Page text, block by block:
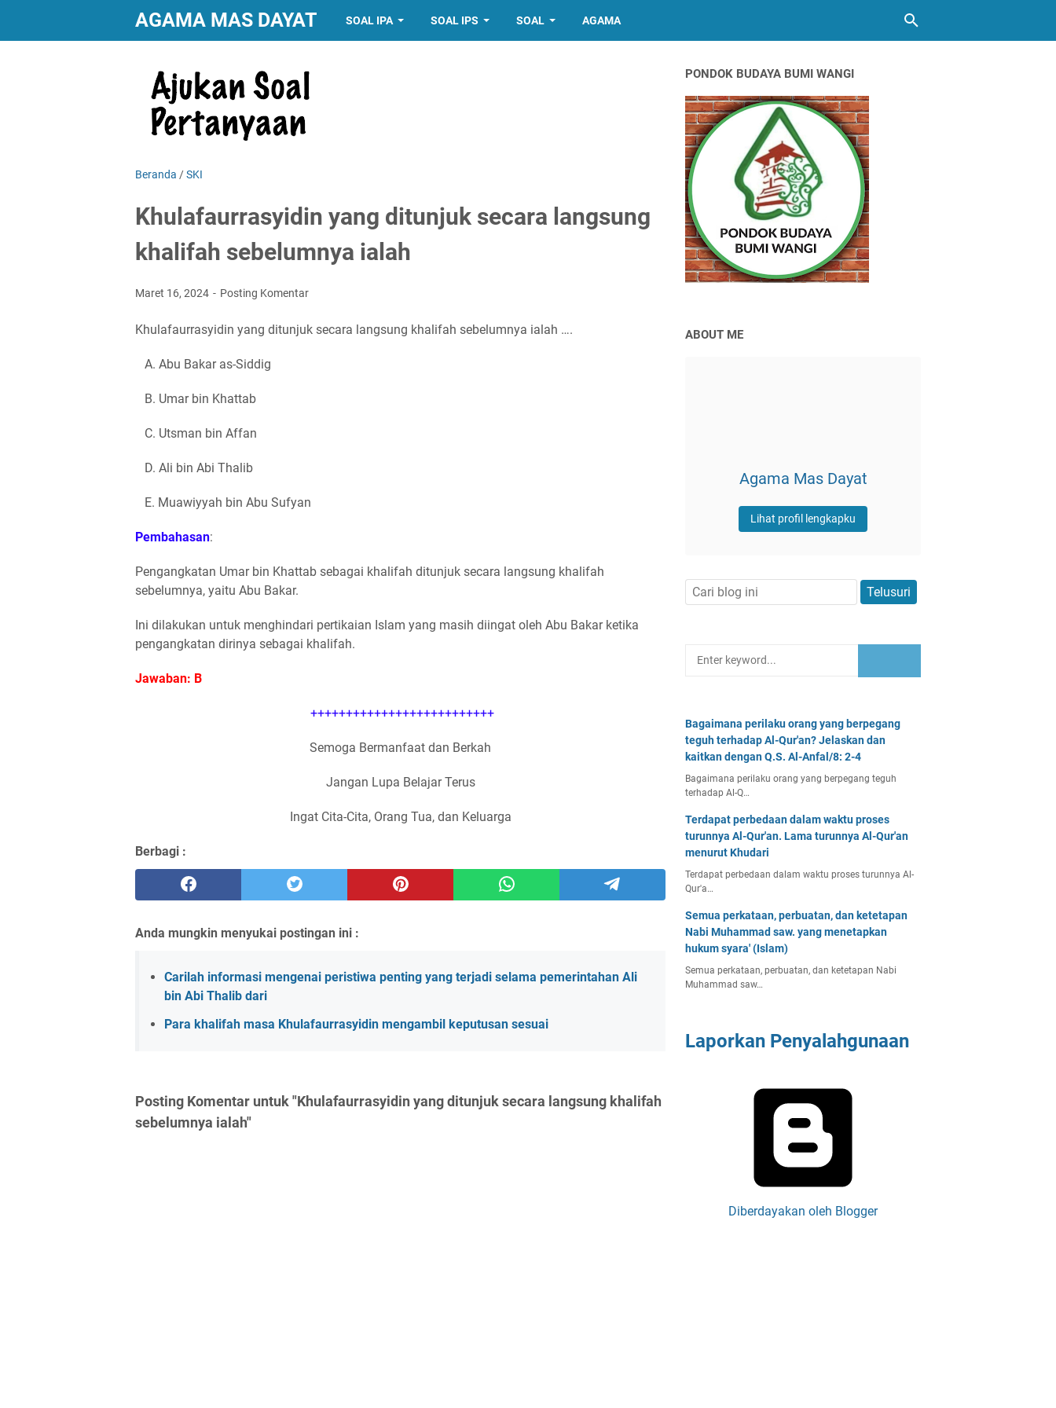
AGAMA MAS DAYAT SOAL IPA SOAL IPS SOAL AGAMA
Beranda /SKI
Khulafaurrasyidin yang ditunjuk secara langsung
khalifah sebelumnya ialah
Maret 16, 2024 Posting Komentar
Khulafaurrasyidin yang ditunjuk secara langsung khalifah sebelumnya ialah ….
A. Abu Bakar as-Siddig
B. Umar bin Khattab
C. Utsman bin Affan
D. Ali bin Abi Thalib
E. Muawiyyah bin Abu Sufyan
Pembahasan:
Pengangkatan Umar bin Khattab sebagai khalifah ditunjuk secara langsung khalifah
sebelumnya, yaitu Abu Bakar.
Ini dilakukan untuk menghindari pertikaian Islam yang masih diingat oleh Abu Bakar ketika
pengangkatan dirinya sebagai khalifah.
Jawaban: B
++++++++++++++++++++++++++
Semoga Bermanfaat dan Berkah
Jangan Lupa Belajar Terus
Ingat Cita-Cita, Orang Tua, dan Keluarga
Berbagi :
Anda mungkin menyukai postingan ini :
Carilah informasi mengenai peristiwa penting yang terjadi selama pemerintahan Ali
bin Abi Thalib dari
Para khalifah masa Khulafaurrasyidin mengambil keputusan sesuai
Posting Komentar untuk "Khulafaurrasyidin yang ditunjuk secara langsung khalifah
sebelumnya ialah"
PONDOK BUDAYA BUMI WANGI
ABOUT ME
Agama Mas Dayat
Lihat profil lengkapku
Bagaimana perilaku orang yang berpegang
teguh terhadap Al-Qur'an? Jelaskan dan
kaitkan dengan Q.S. Al-Anfal/8: 2-4
Bagaimana perilaku orang yang berpegang teguh
terhadap Al-Q…
Terdapat perbedaan dalam waktu proses
turunnya Al-Qur'an. Lama turunnya Al-Qur'an
menurut Khudari
Terdapat perbedaan dalam waktu proses turunnya Al-
Qur'a…
Semua perkataan, perbuatan, dan ketetapan
Nabi Muhammad saw. yang menetapkan
hukum syara' (Islam)
Semua perkataan, perbuatan, dan ketetapan Nabi
Muhammad saw…
Laporkan Penyalahgunaan
Diberdayakan oleh Blogger